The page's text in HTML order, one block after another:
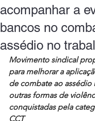
acompanhar a
bancos no
assédio no
Movimento sindical
para melhorar a
de combate ao assédio
outras formas de
conquistadas pela
CCT